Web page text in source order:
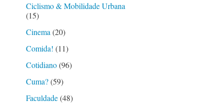
Ciclismo & Mobilidade Urbana
(15)
Cinema(20)
Comida! (11)
Cotidiano(96)
Cuma?(59)
Faculdade(48)